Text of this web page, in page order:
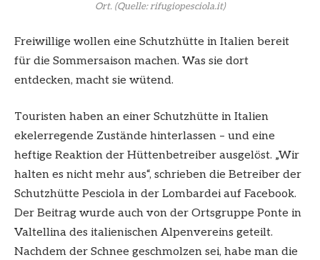
Ort.(Quelle: rifugiopesciola.it)
Freiwillige wollen eine Schutzhütte in Italien bereit
für die Sommersaison machen. Was sie dort
entdecken, macht sie wütend.
Touristen haben an einer Schutzhütte in Italien
ekelerregende Zustände hinterlassen – und eine
heftige Reaktion der Hüttenbetreiber ausgelöst. „Wir
halten es nicht mehr aus“, schrieben die Betreiber der
Schutzhütte Pesciola in der Lombardei auf Facebook.
Der Beitrag wurde auch von der Ortsgruppe Ponte in
Valtellina des italienischen Alpenvereins geteilt.
Nachdem der Schnee geschmolzen sei, habe man die